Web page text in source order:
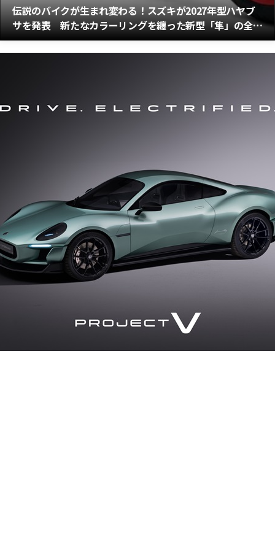
伝説のバイクが生まれ変わる！スズキが2027年型ハヤブ
サを発表 新たなカラーリングを纏った新型「隼」の全情
報！